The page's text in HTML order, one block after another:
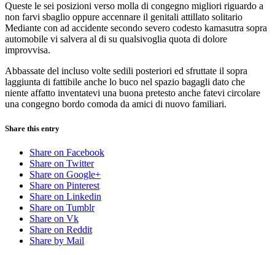
Queste le sei posizioni verso molla di congegno migliori riguardo a
non farvi sbaglio oppure accennare il genitali attillato solitario
Mediante con ad accidente secondo severo codesto kamasutra sopra
automobile vi salvera al di su qualsivoglia quota di dolore
improvvisa.
Abbassate del incluso volte sedili posteriori ed sfruttate il sopra
laggiunta di fattibile anche lo buco nel spazio bagagli dato che
niente affatto inventatevi una buona pretesto anche fatevi circolare
una congegno bordo comoda da amici di nuovo familiari.
Share this entry
Share on Facebook
Share on Twitter
Share on Google+
Share on Pinterest
Share on Linkedin
Share on Tumblr
Share on Vk
Share on Reddit
Share by Mail